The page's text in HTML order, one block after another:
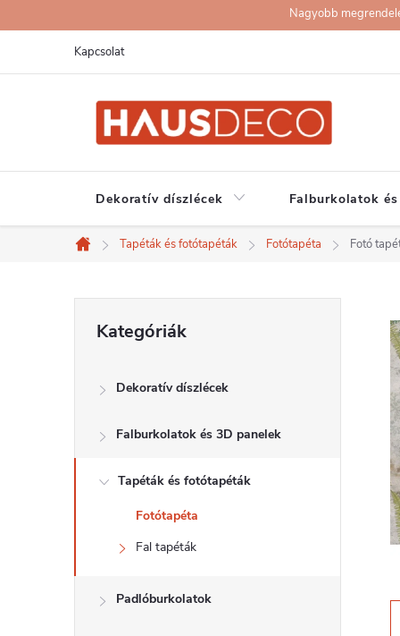
a
Nagyobb
Kapcsolat
Dekoratív díszlécek Falburkolatok
Kezdőlap
Tapéták és fotótapéták Fotótapéta Fotó
O
a
ó
átugrása
Kategóriák
Dekoratív díszlécek
Falburkolatok és 3D panelek
Tapéták és fotótapéták
Fotótapéta
Fal tapéták
Padlóburkolatok